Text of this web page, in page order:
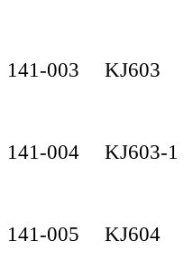
141-003 KJ603
141-004 KJ603-1
141-005 KJ604